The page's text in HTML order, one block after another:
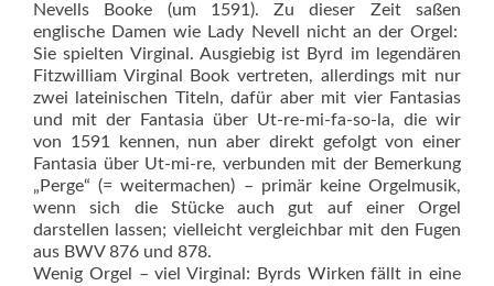
Nevells Booke (um 1591). Zu dieser Zeit saßen
englische Damen wie Lady Nevell nicht an der Orgel:
Sie spielten Virginal. Ausgiebig ist Byrd im legendären
Fitzwilliam Virginal Book vertreten, allerdings mit nur
zwei lateinischen Titeln, dafür aber mit vier Fantasias
und mit der Fantasia über Ut-re-mi-fa-so-la, die wir
von 1591 kennen, nun aber direkt gefolgt von einer
Fantasia über Ut-mi-re, verbunden mit der Bemerkung
„Perge“ (= weitermachen) – primär keine Orgelmusik,
wenn sich die Stücke auch gut auf einer Orgel
darstellen lassen; vielleicht vergleichbar mit den Fugen
aus BWV 876 und 878.
Wenig Orgel – viel Virginal: Byrds Wirken fällt in eine